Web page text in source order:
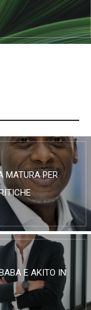
MATURA PER
E AKITO IN